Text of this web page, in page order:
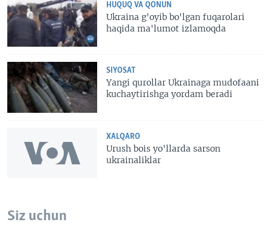
HUQUQ VA QONUN
Ukraina g'oyib bo'lgan fuqarolari
haqida ma'lumot izlamoqda
SIYOSAT
Yangi qurollar Ukrainaga mudofaani
kuchaytirishga yordam beradi
XALQARO
Urush bois yo'llarda sarson
ukrainaliklar
Siz uchun